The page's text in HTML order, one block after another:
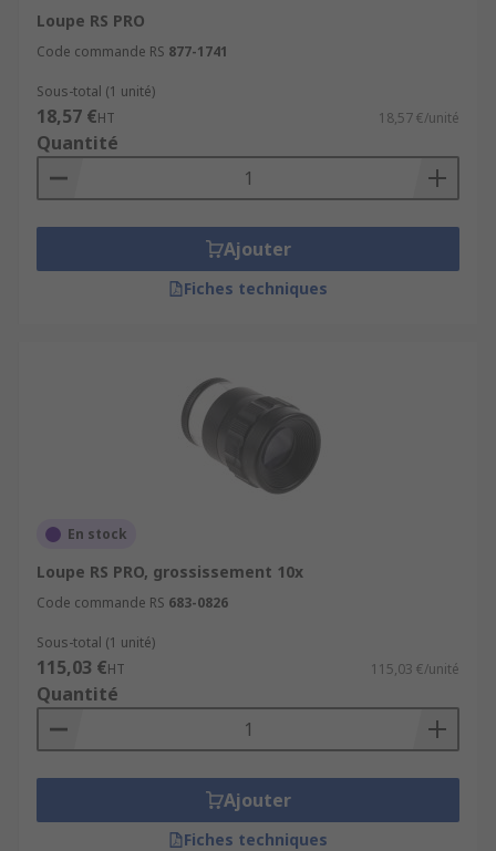
Loupe RS PRO
Code commande RS 877-1741
Sous-total (1 unité)
18,57 €HT 18,57 €/unité
Quantité
Ajouter
Fiches techniques
En stock
Loupe RS PRO, grossissement 10x
Code commande RS 683-0826
Sous-total (1 unité)
115,03 €HT 115,03 €/unité
Quantité
Ajouter
Fiches techniques